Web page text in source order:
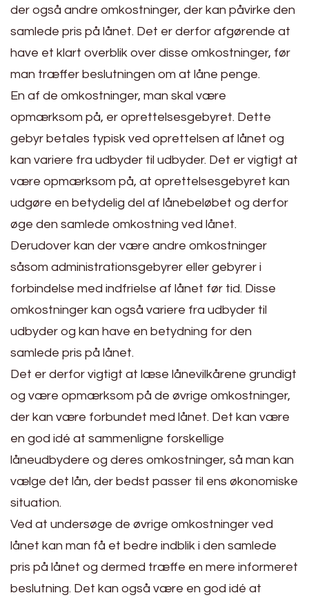
der også andre omkostninger, der kan påvirke den
samlede pris på lånet. Det er derfor afgørende at
have et klart overblik over disse omkostninger, før
man træffer beslutningen om at låne penge.
En af de omkostninger, man skal være
opmærksom på, er oprettelsesgebyret. Dette
gebyr betales typisk ved oprettelsen af lånet og
kan variere fra udbyder til udbyder. Det er vigtigt at
være opmærksom på, at oprettelsesgebyret kan
udgøre en betydelig del af lånebeløbet og derfor
øge den samlede omkostning ved lånet.
Derudover kan der være andre omkostninger
såsom administrationsgebyrer eller gebyrer i
forbindelse med indfrielse af lånet før tid. Disse
omkostninger kan også variere fra udbyder til
udbyder og kan have en betydning for den
samlede pris på lånet.
Det er derfor vigtigt at læse lånevilkårene grundigt
og være opmærksom på de øvrige omkostninger,
der kan være forbundet med lånet. Det kan være
en god idé at sammenligne forskellige
låneudbydere og deres omkostninger, så man kan
vælge det lån, der bedst passer til ens økonomiske
situation.
Ved at undersøge de øvrige omkostninger ved
lånet kan man få et bedre indblik i den samlede
pris på lånet og dermed træffe en mere informeret
beslutning. Det kan også være en god idé at